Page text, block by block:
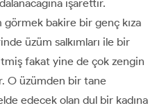
işarettir.
görmek bakire bir genç kıza
üzüm salkımları ile bir
fakat yine de çok zengin
O üzümden bir tane
edecek olan dul bir kadına